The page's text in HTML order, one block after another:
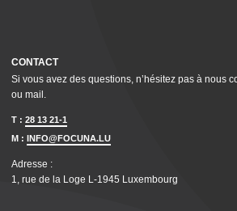
CONTACT
Si vous avez des questions, n’hésitez pas à nous
ou mail.
T : 28 13 21-1
M : INFO@FOCUNA.LU
Adresse :
1, rue de la Loge L‑1945 Luxembourg